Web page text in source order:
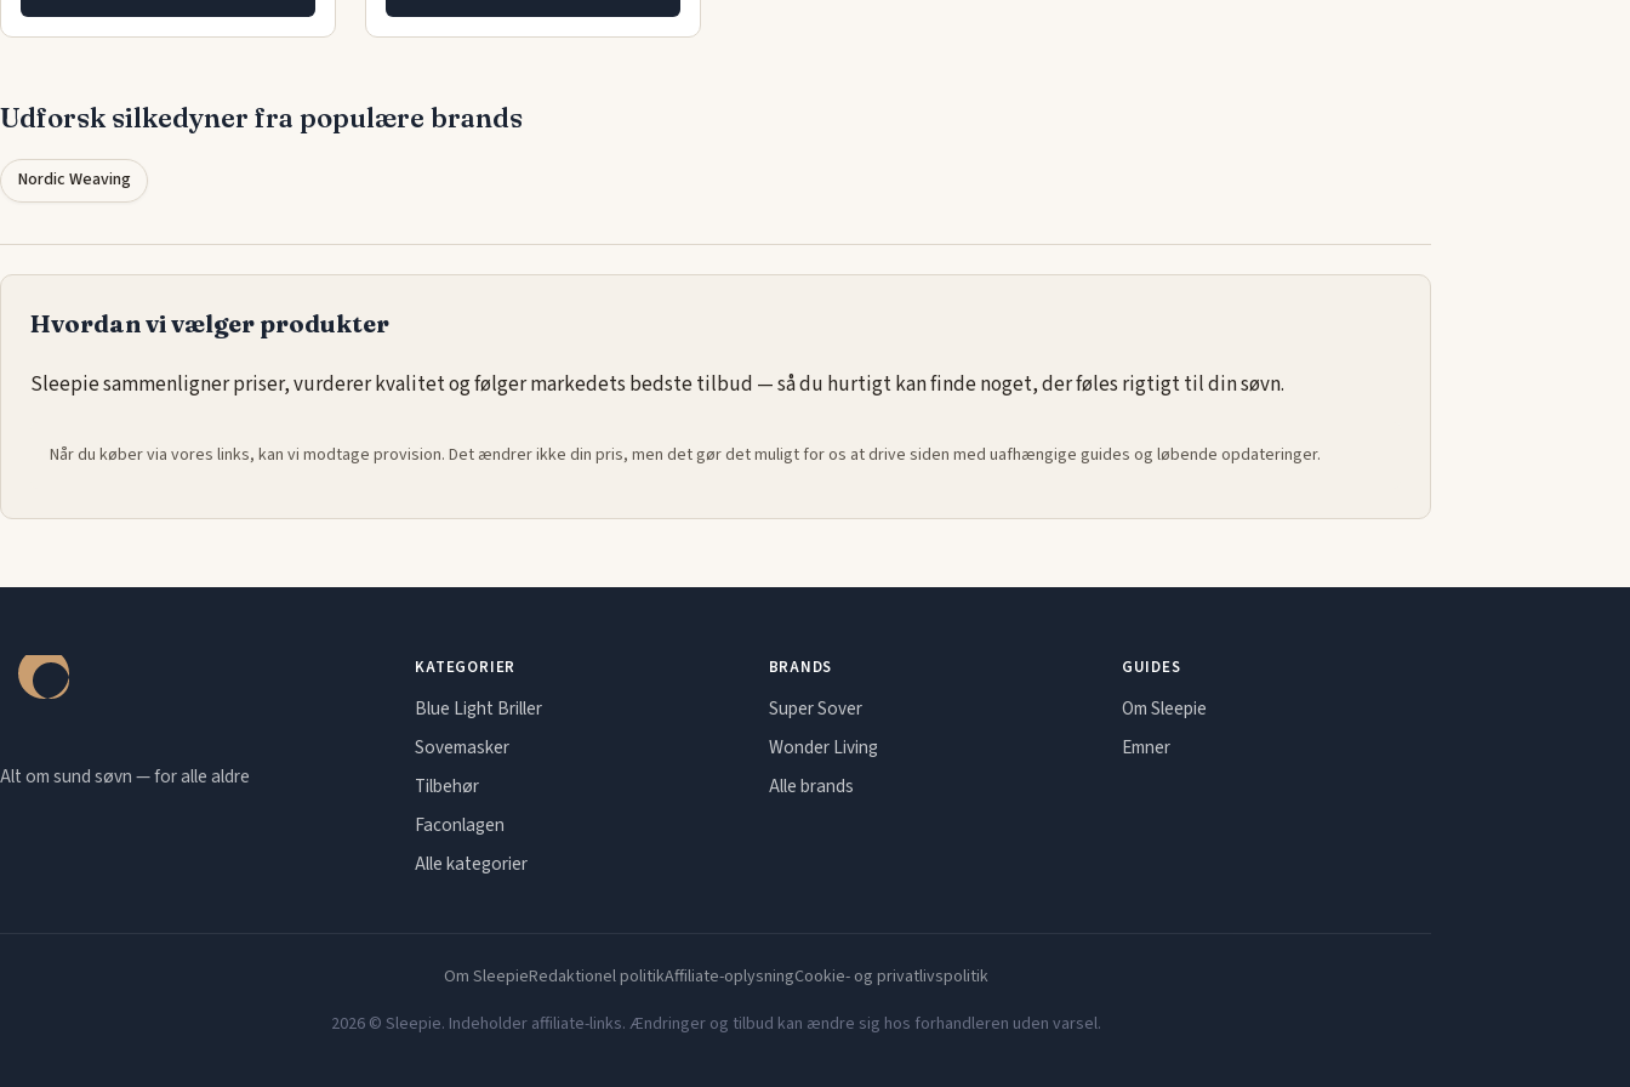
Udforsk silkedyner fra populære brands
Nordic Weaving
Hvordan vi vælger produkter
Sleepie sammenligner priser, vurderer kvalitet og følger markedets bedste tilbud — så du hurtigt kan finde noget, der føles rigtigt til din søvn.
Når du køber via vores links, kan vi modtage provision. Det ændrer ikke din pris, men det gør det muligt for os at drive siden med uafhængige guides og løbende opdateringer.
Alt om sund søvn — for alle aldre
KATEGORIER
Blue Light Briller
Sovemasker
Tilbehør
Faconlagen
Alle kategorier
BRANDS
Super Sover
Wonder Living
Alle brands
GUIDES
Om Sleepie
Emner
Om SleepieRedaktionel politikAffiliate-oplysningCookie- og privatlivspolitik
2026 © Sleepie. Indeholder affiliate-links. Ændringer og tilbud kan ændre sig hos forhandleren uden varsel.